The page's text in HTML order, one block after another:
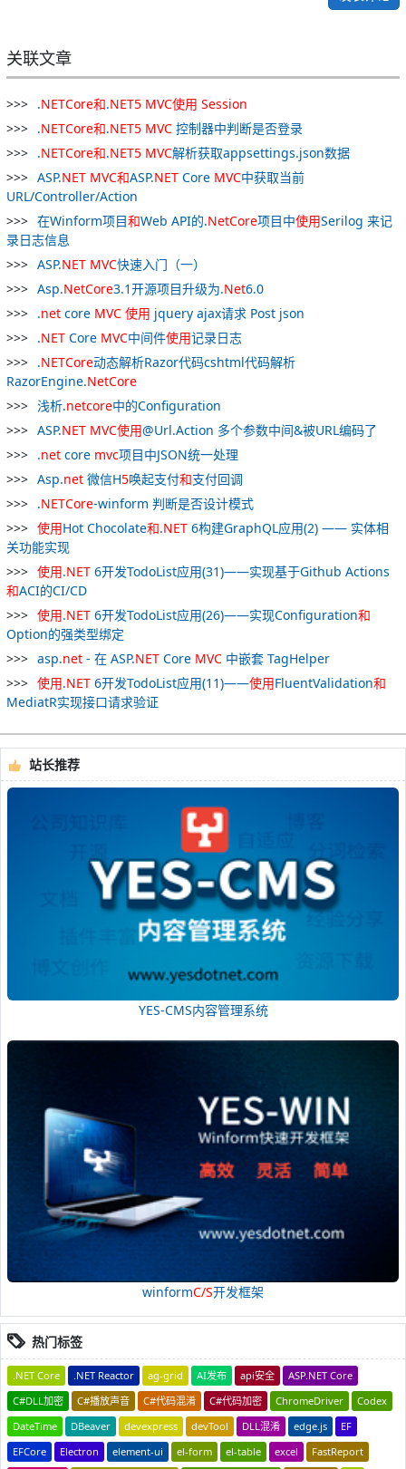
关联文章
.NETCore和.NET5 MVC使用 Session
.NETCore和.NET5 MVC 控制器中判断是否登录
.NETCore和.NET5 MVC解析获取appsettings.json数据
ASP.NET MVC和ASP.NET Core MVC中获取当前
URL/Controller/Action
在Winform项目和Web API的.NetCore项目中使用Serilog 来记
录日志信息
ASP.NET MVC快速入门（一）
Asp.NetCore3.1开源项目升级为.Net6.0
.net core MVC 使用 jquery ajax请求 Post json
.NET Core MVC中间件使用记录日志
.NETCore动态解析Razor代码cshtml代码解析
RazorEngine.NetCore
浅析.netcore中的Configuration
ASP.NET MVC使用@Url.Action 多个参数中间&被URL编码了
.net core mvc项目中JSON统一处理
Asp.net 微信H5唤起支付和支付回调
.NETCore-winform 判断是否设计模式
使用Hot Chocolate和.NET 6构建GraphQL应用(2) —— 实体相
关功能实现
使用.NET 6开发TodoList应用(31)——实现基于Github Actions
和ACI的CI/CD
使用.NET 6开发TodoList应用(26)——实现Configuration和
Option的强类型绑定
asp.net - 在 ASP.NET Core MVC 中嵌套 TagHelper
使用.NET 6开发TodoList应用(11)——使用FluentValidation和
MediatR实现接口请求验证
站长推荐
YES-CMS内容管理系统
winformC/S开发框架
热门标签
.NET Core .NET Reactor ag-grid AI发布 api安全
ASP.NET Core
C#DLL加密
C#播放声音 C#代码混淆 C#代码加密 ChromeDriver
Codex
DateTime
DBeaver devexpress devTool DLL混淆 edge.js
EF
EFCore
Electron element-ui el-form el-table excel
FastReport